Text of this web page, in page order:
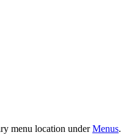
menu location underMenus.